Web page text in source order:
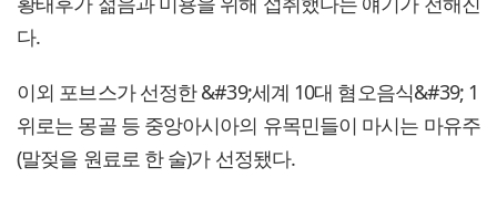
다.
이외 포브스가 선정한 &#39;세계 10대 혐오음식&#39; 1
위로는 몽골 등 중앙아시아의 유목민들이 마시는 마유주
(말젖을 원료로 한 술)가 선정됐다.